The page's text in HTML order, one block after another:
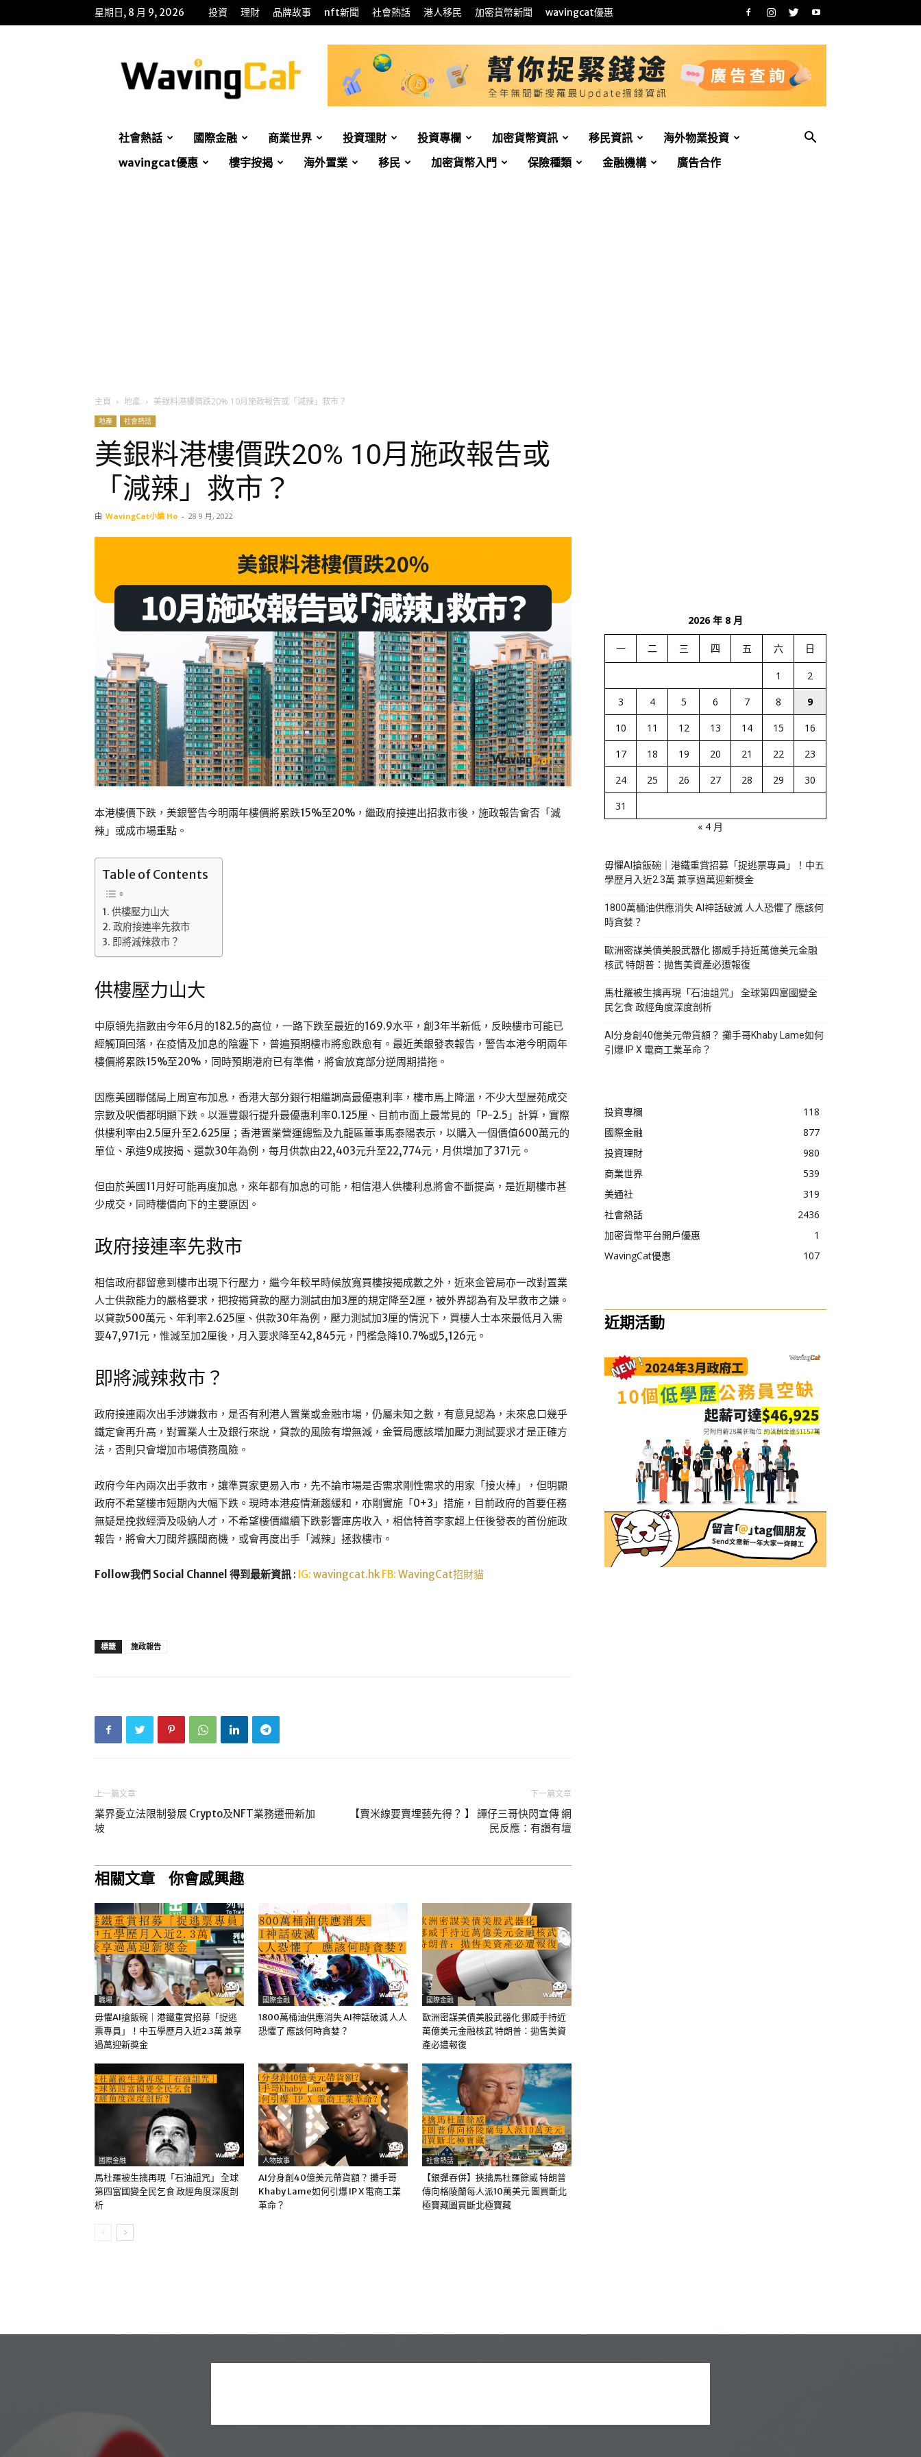
星期日, 8 月 9, 2026 投資 理財 品牌故事 nft新聞 社會熱話 港人移民 加密貨幣新聞 wavingcat優惠
招
財
貓
社會熱話 國際金融 商業世界 投資理財 投資專欄 加密貨幣資訊 移民資訊
海外物業投資
wavingcat優惠
樓宇按揭 海外置業 移民 加密貨幣入門 保險種類 金融機構 廣告合作
主頁 地產 美銀料港樓價跌20% 10月施政報告或「減辣」救市？
地產 社會熱話
美銀料港樓價跌20% 10月施政報告或
「減辣」救市？
由 WavingCat小編 Ho - 28 9 月, 2022
本港樓價下跌，美銀警告今明兩年樓價將累跌15%至20%，繼政府接連出招救市後，施政報告會否「減
辣」或成市場重點。
Table of Contents
供樓壓力山大
政府接連率先救市
即將減辣救市？
供樓壓力山大
中原領先指數由今年6月的182.5的高位，一路下跌至最近的169.9水平，創3年半新低，反映樓市可能已
經觸頂回落，在疫情及加息的陰霾下，普遍預期樓市將愈跌愈有。最近美銀發表報告，警告本港今明兩年
樓價將累跌15%至20%，同時預期港府已有準備，將會放寛部分逆周期措拖。
因應美國聯儲局上周宣布加息，香港大部分銀行相繼調高最優惠利率，樓市馬上降溫，不少大型屋苑成交
宗數及呎價都明顯下跌。以滙豐銀行提升最優惠利率0.125厘、目前市面上最常見的「P-2.5」計算，實際
供樓利率由2.5厘升至2.625厘；香港置業營運總監及九龍區董事馬泰陽表示，以購入一個價值600萬元的
單位、承造9成按揭、還款30年為例，每月供款由22,403元升至22,774元，月供增加了371元。
但由於美國11月好可能再度加息，來年都有加息的可能，相信港人供樓利息將會不斷提高，是近期樓市甚
少成交，同時樓價向下的主要原因。
政府接連率先救市
相信政府都留意到樓市出現下行壓力，繼今年較早時候放寬買樓按揭成數之外，近來金管局亦一改對置業
人士供款能力的嚴格要求，把按揭貸款的壓力測試由加3厘的規定降至2厘，被外界認為有及早救市之嫌。
以貸款500萬元、年利率2.625厘、供款30年為例，壓力測試加3厘的情況下，買樓人士本來最低月入需
要47,971元，惟減至加2厘後，月入要求降至42,845元，門檻急降10.7%或5,126元。
即將減辣救市？
政府接連兩次出手涉嫌救市，是否有利港人置業或金融市場，仍屬未知之數，有意見認為，未來息口幾乎
鐵定會再升高，對置業人士及銀行來說，貸款的風險有增無減，金管局應該增加壓力測試要求才是正確方
法，否則只會增加市場債務風險。
政府今年內兩次出手救市，讓準買家更易入市，先不論市場是否需求剛性需求的用家「接火棒」，但明顯
政府不希望樓市短期內大幅下跌。現時本港疫情漸趨緩和，亦剛實施「0+3」措施，目前政府的首要任務
無疑是挽救經濟及吸納人才，不希望樓價繼續下跌影響庫房收入，相信特首李家超上任後發表的首份施政
報告，將會大刀闊斧擴闊商機，或會再度出手「減辣」拯救樓市。
Follow我們 Social Channel 得到最新資訊 : IG: wavingcat.hkFB: WavingCat招財貓
標籤 施政報告
上一篇文章
業界憂立法限制發展 Crypto及NFT業務遷冊新加
坡
下一篇文章
【賣米線要賣埋藝先得？ 】 譚仔三哥快閃宣傳 網
民反應：有讚有壇
相關文章 你會感興趣
職場
毋懼AI搶飯碗｜港鐵重賞招募「捉逃
票專員」！中五學歷月入近2.3萬 兼享
過萬迎新獎金
國際金融
1800萬桶油供應消失 AI神話破滅 人人
恐懼了 應該何時貪婪？
國際金融
歐洲密謀美債美股武器化 挪威手持近
萬億美元金融核武 特朗普：拋售美資
產必遭報復
國際金融
馬杜羅被生擒再現「石油詛咒」 全球
第四富國變全民乞食 政經角度深度剖
析
人物故事
AI分身創40億美元帶貨額？ 攤手哥
Khaby Lame如何引爆 IP X 電商工業
革命？
社會熱話
【銀彈吞併】挾擒馬杜羅餘威 特朗普
傳向格陵蘭每人派10萬美元 圖買斷北
極寶藏圖買斷北極寶藏
2026 年 8 月
一 二 三 四 五 六 日
1
2
3
4 5 6 7 8
9
10
11 12 13 14 15
16
17
18 19 20 21 22
23
24
25 26 27 28 29
30
31
« 4 月
毋懼AI搶飯碗｜港鐵重賞招募「捉逃票專員」！中五
學歷月入近2.3萬 兼享過萬迎新獎金
1800萬桶油供應消失 AI神話破滅 人人恐懼了 應該何
時貪婪？
歐洲密謀美債美股武器化 挪威手持近萬億美元金融
核武 特朗普：拋售美資產必遭報復
馬杜羅被生擒再現「石油詛咒」 全球第四富國變全
民乞食 政經角度深度剖析
AI分身創40億美元帶貨額？ 攤手哥Khaby Lame如何
引爆 IP X 電商工業革命？
投資專欄
118
國際金融
877
投資理財
980
商業世界
539
美通社
319
社會熱話
2436
加密貨幣平台開戶優惠
1
WavingCat優惠
107
近期活動